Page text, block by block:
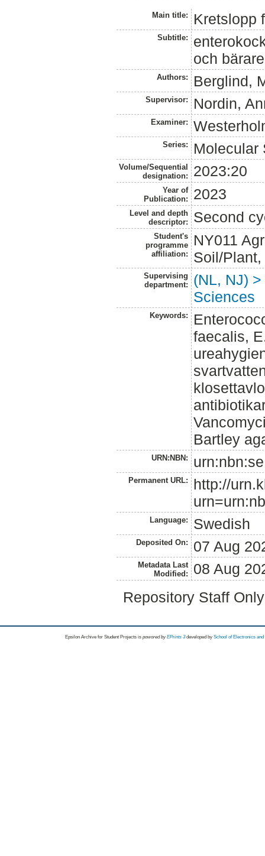
Main title: Kretslopp
Subtitle:
och
Authors: Berglind,
Supervisor: Nordin,
Examiner:
Series: Molecular
Volume/Sequential
designation:
2023:20
Year of
Publication:
2023
Level and depth
descriptor:
Second
Student's
programme
affiliation:
NY011
Soil/
Supervising
department:
(NL, NJ)
Sciences
Keywords:
faecalis,
Bartley
URN:NBN:
Permanent URL:
http://
Language: Swedish
Deposited On: 07 Aug
Metadata Last
Modified:
08 Aug
Repository Staff
Epsilon Archive for Student Projects is powored byEPrints 3 developed by School of Electronics